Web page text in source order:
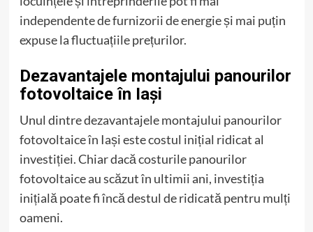
independente de furnizorii de energie și mai puțin
expuse la fluctuațiile prețurilor.
Dezavantajele montajului panourilor
fotovoltaice în Iași
Unul dintre dezavantajele montajului panourilor
fotovoltaice în Iași este costul inițial ridicat al
investiției. Chiar dacă costurile panourilor
fotovoltaice au scăzut în ultimii ani, investiția
inițială poate fi încă destul de ridicată pentru mulți
oameni.